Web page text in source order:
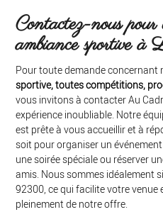
Contactez-nous pour
ambiance sportive
Pour toute demande concernant
sportive, toutes compétitions,
vous invitons à contacter Au
expérience inoubliable. Notre
est prête à vous accueillir et à
soit pour organiser un
une soirée spéciale ou réserver
amis. Nous sommes idéalement
92300, ce qui facilite votre
pleinement de notre offre.